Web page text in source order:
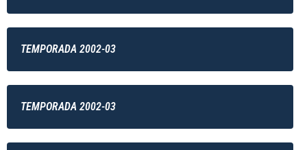
TEMPORADA 2002-03
TEMPORADA 2002-03